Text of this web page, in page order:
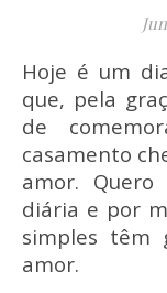
Hoje é um dia muito importante para nós,
que, pela
de
casamento
amor.
diária e por
simples têm
amor.